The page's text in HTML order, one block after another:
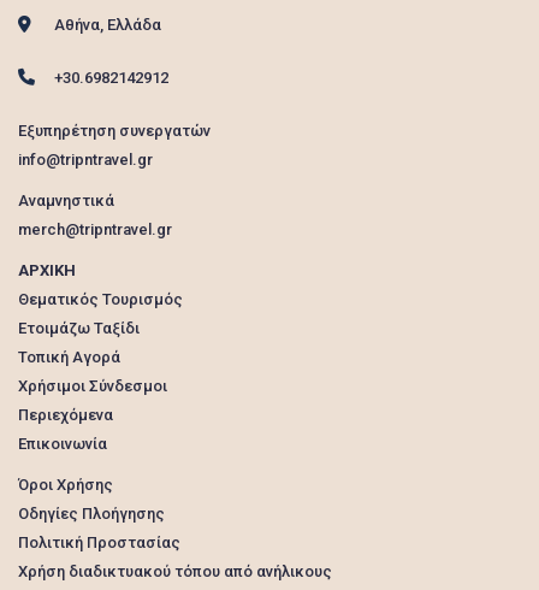
Αθήνα, Ελλάδα
+30.6982142912
Εξυπηρέτηση συνεργατών
info@tripntravel.gr
Αναμνηστικά
merch@tripntravel.gr
ΑΡΧΙΚΗ
Θεματικός Τουρισμός
Ετοιμάζω Ταξίδι
Τοπική Αγορά
Χρήσιμοι Σύνδεσμοι
Περιεχόμενα
Επικοινωνία
Όροι Χρήσης
Οδηγίες Πλοήγησης
Πολιτική Προστασίας
Χρήση διαδικτυακού τόπου από ανήλικους